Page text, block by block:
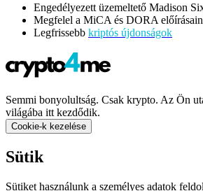
Engedélyezett üzemeltető Madison
Megfelel a MiCA és DORA
Legfrissebb kriptós újdonságok
Semmi bonyolultság. Csak krypto. Az Ön
világába itt kezdődik.
Cookie-k kezelése
Sütik
Sütiket használunk a személyes adatok